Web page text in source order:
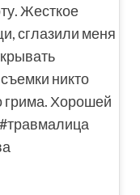
Жесткое
сглазили меня
никто
грима. Хорошей